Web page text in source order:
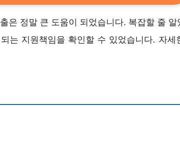
은 정말 큰 도움이 되었습니다. 복잡할 줄
는 지원책임을 확인할 수 있었습니다. 자세